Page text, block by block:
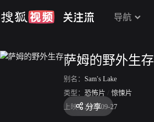
导航
萨姆的野外生存
别名： Sam's Lake
类型： 恐怖片 / 惊悚片
上映： 2007-09-27
分享